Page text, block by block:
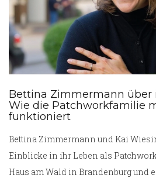
Bettina Zimmermann über
Wie die Patchworkfamilie
funktioniert
Bettina Zimmermann und Kai
Einblicke in ihr Leben als
Haus am Wald in Brandenburg und